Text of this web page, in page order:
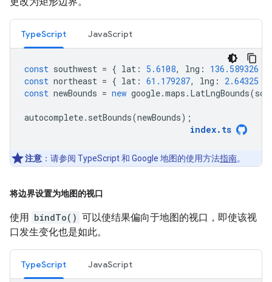
TypeScript JavaScript
const southwest = { lat : 5.6108, lng : 136.589326
const northeast = { lat : 61.179287, lng : 2.64325
const newBounds = new google.maps . LatLngBounds(
autocomplete. setBounds(newBounds);
index. ts
注意 ：请参阅 TypeScript 和 Google 地图的使用方法指南。
将边界设置为地图的视口
使用 bindTo() 可以使结果偏向于地图的视口，即使该视
口发生变化也是如此。
TypeScript JavaScript